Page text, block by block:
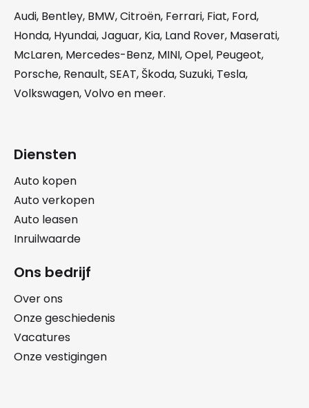
Audi, Bentley, BMW,Citroën, Ferrari, Fiat, Ford,
Honda, Hyundai,Jaguar, Kia, Land Rover, Maserati,
McLaren, Mercedes-Benz, MINI,Opel, Peugeot,
Porsche, Renault,SEAT, Škoda,Suzuki, Tesla,
Volkswagen,Volvoen meer.
Diensten
Auto kopen
Auto verkopen
Auto leasen
Inruilwaarde
Ons bedrijf
Over ons
Onze geschiedenis
Vacatures
Onze vestigingen